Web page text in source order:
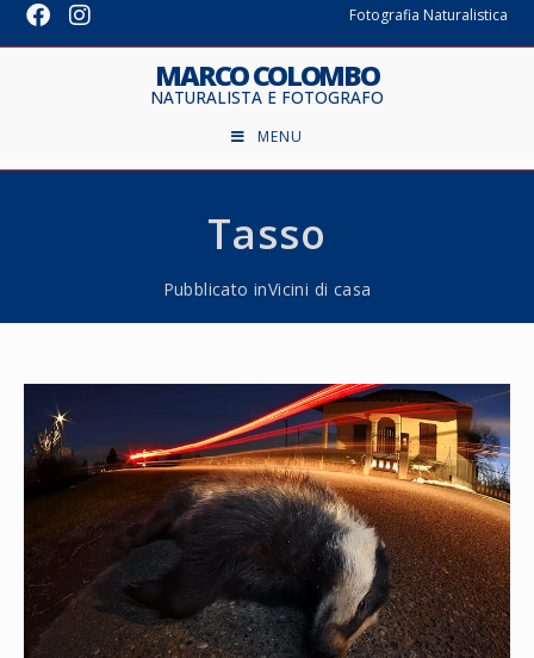
Fotografia Naturalistica
MARCO COLOMBO
NATURALISTA E FOTOGRAFO
MENU
Tasso
Pubblicato inVicini di casa